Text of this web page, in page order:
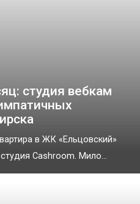
студия вебкам
в ЖК «Ельцовский»
Cashroom. Мило...